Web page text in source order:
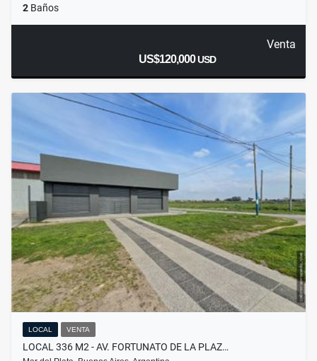
2 Baños
Venta
US$120,000USD
LOCAL VENTA
LOCAL 336 M2 - AV. FORTUNATO DE LA PLAZ…